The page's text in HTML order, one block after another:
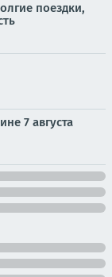
поездки,
7 августа